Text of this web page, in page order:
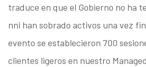
traduce en que el Gobierno no ha
nni han sobrado activos una vez
evento se establecieron 700
clientes ligeros en nuestro